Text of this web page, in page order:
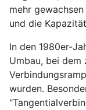
mehr
und die
In den 1980er-
Umbau, bei dem
wurden.